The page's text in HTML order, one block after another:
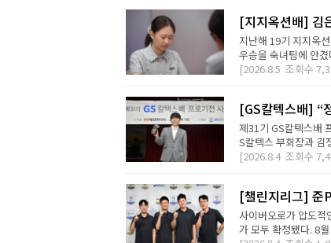
[지지옥션배] 김
지난해 19기 지지옥
우승을 숙녀팀에 안
[2026.8.5 조회수
[GS칼텍스배] “
제31기 GS칼텍스배
S칼텍스 부회장과 김
[2026.8.4 조회수
[챌린지리그] 준
사이버오로가 압도적
가 모두 확정됐다. 8